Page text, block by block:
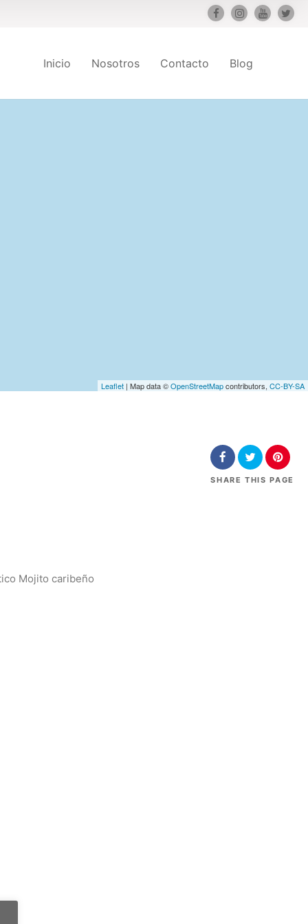
Inicio Nosotros Contacto Blog
Leaflet | Map data ©OpenStreetMapcontributors, CC-BY-SA
SHARE THIS PAGE
Mojito caribeño